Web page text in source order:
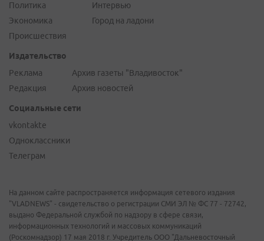
Политика
Экономика
Происшествия
Интервью
Город на ладони
Издательство
Реклама
Редакция
Архив газеты "Владивосток"
Архив новостей
Социальные сети
vkontakte
Одноклассники
Телеграм
На данном сайте распространяется информация сетевого издания
"VLADNEWS" - свидетельство о регистрации СМИ ЭЛ № ФС 77 - 72742,
выдано Федеральной службой по надзору в сфере связи,
информационных технологий и массовых коммуникаций
(Роскомнадзор) 17 мая 2018 г. Учредитель ООО "Дальневосточный